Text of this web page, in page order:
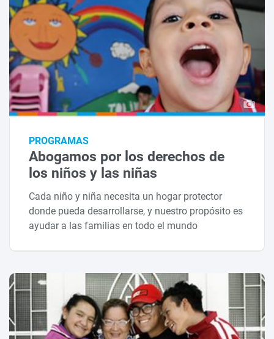
PROGRAMAS
Abogamos por los derechos de
los niños y las niñas
Cada niño y niña necesita un hogar protector
donde pueda desarrollarse, y nuestro propósito es
ayudar a las familias en todo el mundo